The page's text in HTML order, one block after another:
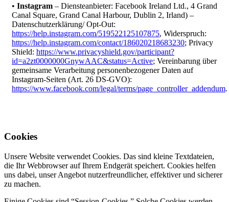
• Instagram – Diensteanbieter: Facebook Ireland Ltd., 4 Grand
Canal Square, Grand Canal Harbour, Dublin 2, Irland) –
Datenschutzerklärung/ Opt-Out:
https://help.instagram.com/519522125107875, Widerspruch:
https://help.instagram.com/contact/186020218683230; Privacy
Shield: https://www.privacyshield.gov/participant?
id=a2zt0000000GnywAAC&status=Active; Vereinbarung über
gemeinsame Verarbeitung personenbezogener Daten auf
Instagram-Seiten (Art. 26 DS-GVO):
https://www.facebook.com/legal/terms/page_controller_addendum.
Cookies
Unsere Website verwendet Cookies. Das sind kleine Textdateien,
die Ihr Webbrowser auf Ihrem Endgerät speichert. Cookies helfen
uns dabei, unser Angebot nutzerfreundlicher, effektiver und sicherer
zu machen.